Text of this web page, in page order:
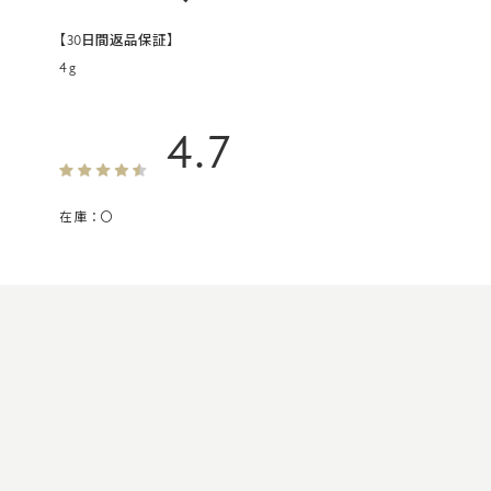
4.7
【30日間返品保証】
4g
在庫： 〇